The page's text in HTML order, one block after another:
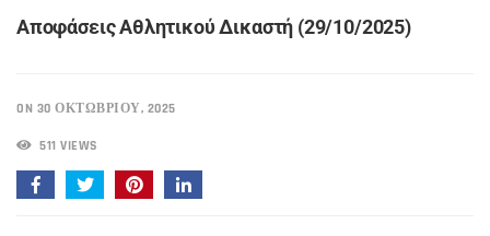
Αποφάσεις Αθλητικού Δικαστή (29/10/2025)
ON 30 ΟΚΤΩΒΡΊΟΥ, 2025
511 VIEWS